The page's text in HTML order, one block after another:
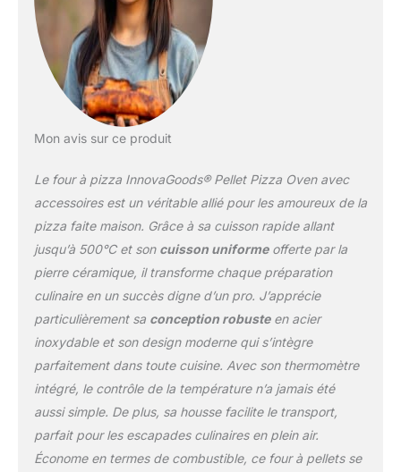
d’un thermomètre intégré
sur le dessus pour
contrôler la température
à tout moment (0-500
°C). Il dispose également
DISTRIBUTEUR DE
PELLETS】Ce four à
pizza d’extérieur est très
sûr et facile à utiliser. À
l’arrière, il dispose d’un
brûleur et d’un
distributeur de pellets
avec des poignées en
brûlures et faciliter
l’introduction des pellets,
en réduisant la perte de
chaleur.
【PORTE
CÉRAMIQUE, PELLE À
PIZZA】Ce four à pizza à
Mon avis sur ce produit
Le four à pizza InnovaGoods® Pellet Pizza Oven avec
accessoires est un véritable allié pour les amoureux de la
pizza faite maison. Grâce à sa cuisson rapide allant
jusqu’à 500°C et son cuisson uniformeofferte par la
pierre céramique, il transforme chaque préparation
culinaire en un succès digne d’un pro. J’apprécie
particulièrement sa conception robusteen acier
inoxydable et son design moderne qui s’intègre
parfaitement dans toute cuisine. Avec son thermomètre
intégré, le contrôle de la température n’a jamais été
aussi simple. De plus, sa housse facilite le transport,
parfait pour les escapades culinaires en plein air.
Économe en termes de combustible, ce four à pellets se